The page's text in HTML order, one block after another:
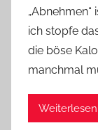
ich stopfe
die böse
manchmal
Weiterlesen